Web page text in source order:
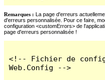
Remarques : La page d'erreurs
d'erreurs personnalisée. Pour ce faire,
configuration <customErrors> de
page d'erreurs personnalisée !
<!-- Fichier de
Web.Config -->